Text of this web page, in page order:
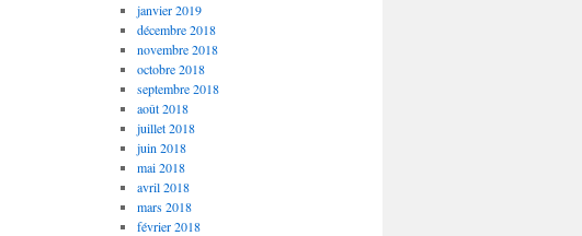
janvier 2019
décembre 2018
novembre 2018
octobre 2018
septembre 2018
août 2018
juillet 2018
juin 2018
mai 2018
avril 2018
mars 2018
février 2018